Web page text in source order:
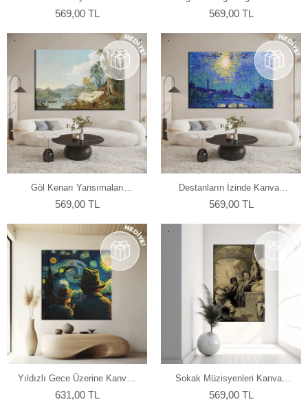
Tablo
569,00 TL
Tablo
569,00 TL
Göl Kenarı Yansımaları
Kanvas Tablo
569,00 TL
Destanların İzinde Kanvas
Tablo
569,00 TL
Yıldızlı Gece Üzerine Kanvas
Tablo
631,00 TL
Sokak Müzisyenleri Kanvas
Tablo
569,00 TL